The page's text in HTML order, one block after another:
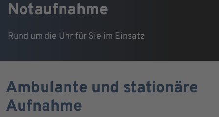
Notaufnahme
Rund um die Uhr für Sie im Einsatz
Ambulante und stationäre
Aufnahme